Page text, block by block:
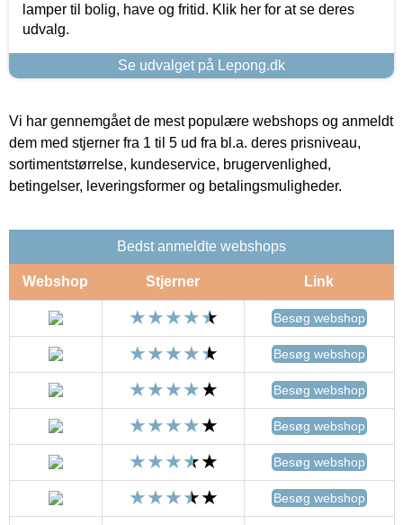
lamper til bolig, have og fritid. Klik her for at se deres
udvalg.
Se udvalget på Lepong.dk
Vi har gennemgået de mest populære webshops og anmeldt
dem med stjerner fra 1 til 5 ud fra bl.a. deres prisniveau,
sortimentstørrelse, kundeservice, brugervenlighed,
betingelser, leveringsformer og betalingsmuligheder.
Bedst anmeldte webshops
Webshop Stjerner Link
Besøg webshop
Besøg webshop
Besøg webshop
Besøg webshop
Besøg webshop
Besøg webshop